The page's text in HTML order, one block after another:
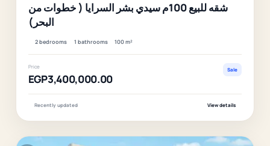
شقه للبيع 100م سيدي بشر السرايا ( خطوات من
البحر)
2 bedrooms 1 bathrooms 100 m²
Price
EGP3,400,000.00
Sale
Recently updated View details